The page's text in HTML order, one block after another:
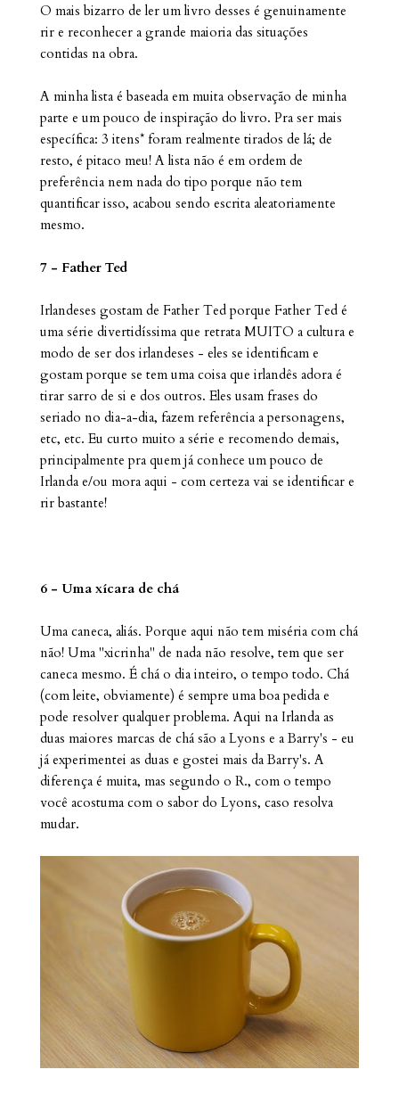
O mais bizarro de ler um livro desses é genuinamente
rir e reconhecer a grande maioria das situações
contidas na obra.
A minha lista é baseada em muita observação de minha
parte e um pouco de inspiração do livro. Pra ser mais
específica: 3 itens* foram realmente tirados de lá; de
resto, é pitaco meu! A lista não é em ordem de
preferência nem nada do tipo porque não tem
quantificar isso, acabou sendo escrita aleatoriamente
mesmo.
7 - Father Ted
Irlandeses gostam de Father Ted porque Father Ted é
uma série divertidíssima que retrata MUITO a cultura e
modo de ser dos irlandeses - eles se identificam e
gostam porque se tem uma coisa que irlandês adora é
tirar sarro de si e dos outros. Eles usam frases do
seriado no dia-a-dia, fazem referência a personagens,
etc, etc. Eu curto muito a série e recomendo demais,
principalmente pra quem já conhece um pouco de
Irlanda e/ou mora aqui - com certeza vai se identificar e
rir bastante!
6 - Uma xícara de chá
Uma caneca, aliás. Porque aqui não tem miséria com chá
não! Uma "xicrinha" de nada não resolve, tem que ser
caneca mesmo. É chá o dia inteiro, o tempo todo. Chá
(com leite, obviamente) é sempre uma boa pedida e
pode resolver qualquer problema. Aqui na Irlanda as
duas maiores marcas de chá são a Lyons e a Barry's - eu
já experimentei as duas e gostei mais da Barry's. A
diferença é muita, mas segundo o R., com o tempo
você acostuma com o sabor do Lyons, caso resolva
mudar.